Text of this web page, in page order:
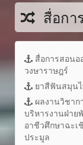
สื่อกา
สื่อการสอน
วงษาราษฎร์
ยาสีฟันสมุน
ผลงานวิชา
บริหารงานฝ่าย
อาชีวศึกษาฉะ
ประมูล